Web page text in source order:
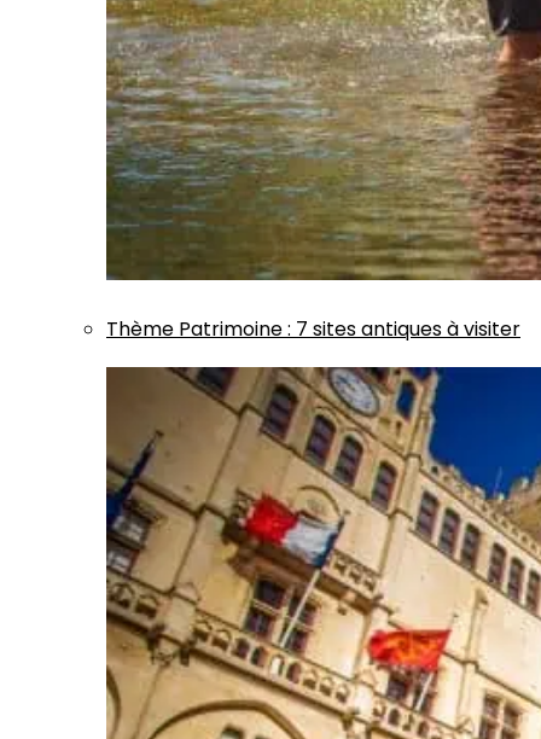
Thème Patrimoine: 7 sites antiques à visiter